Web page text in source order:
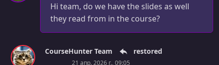
Hi team, do we have the slides as well
they read from in the course?
CourseHunter Team restored
21 апр. 2026 г., 09:05